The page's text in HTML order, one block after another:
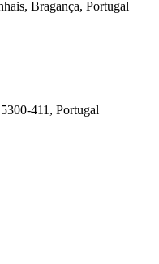
Bragança, Portugal
411, Portugal